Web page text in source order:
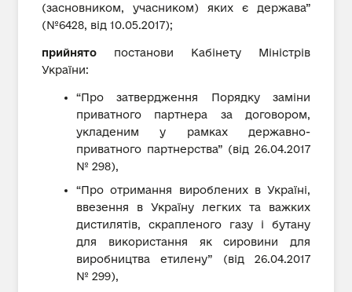
(засновником, учасником) яких є держава”
(№6428, від 10.05.2017);
прийнято постанови Кабінету Міністрів
України:
“Про затвердження Порядку заміни
приватного партнера за договором,
укладеним у рамках державно-
приватного партнерства” (від 26.04.2017
№ 298),
“Про отримання вироблених в Україні,
ввезення в Україну легких та важких
дистилятів, скрапленого газу і бутану
для використання як сировини для
виробництва етилену” (від 26.04.2017
№ 299),